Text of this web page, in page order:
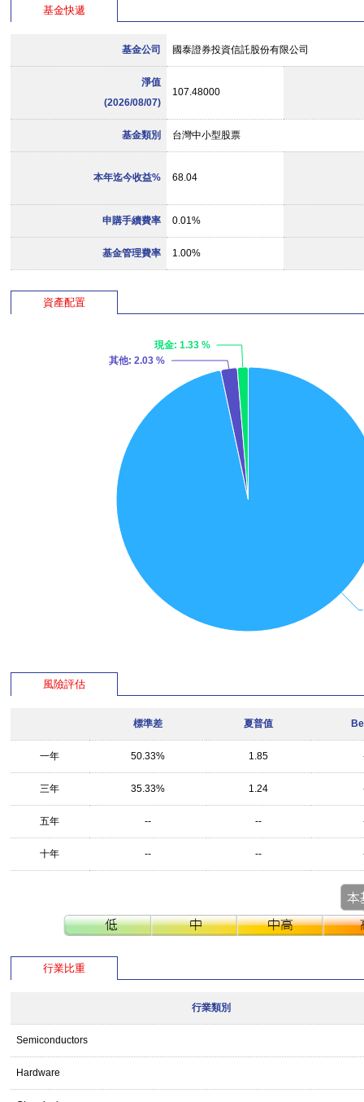
基金快遞
基金公司 國泰證券投資信託股份有限公司
淨值
(2026/08/07)
107.48000
基金類別 台灣中小型股票
本年迄今收益% 68.04
申購手續費率 0.01%
基金管理費率 1.00%
資產配置
其他: 2.03 %
現金: 1.33 %
風險評估
標準差 夏普值
一年 50.33% 1.85
三年 35.33% 1.24
五年 -- --
十年 -- --
行業比重
行業類別
Semiconductors
Hardware